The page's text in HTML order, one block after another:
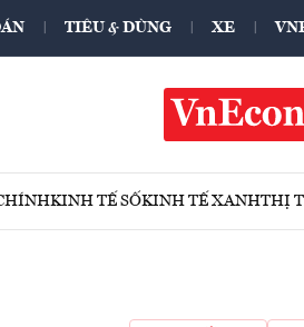
TIÊU & DÙNG XE
KINH TẾ SỐKINH TẾ XANHTHỊ